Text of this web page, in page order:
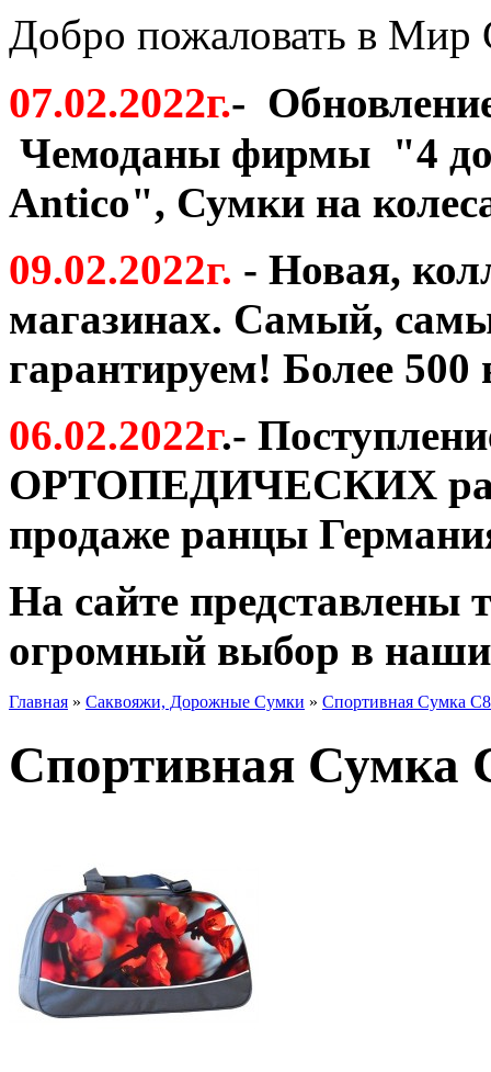
Добро пожаловать в
07.02.2022г.-
Чемоданы фирмы "4
Antico", Сумки на
09.02.2022г. - Новая,
магазинах. Самый,
гарантируем! Более 500
06.02.2022г.-
ОРТОПЕДИЧЕСКИХ
продаже ранцы
На сайте представлены
огромный выбор в
Главная » Саквояжи, Дорожные Сумки » Спортивная Сумка
Спортивная Сумка